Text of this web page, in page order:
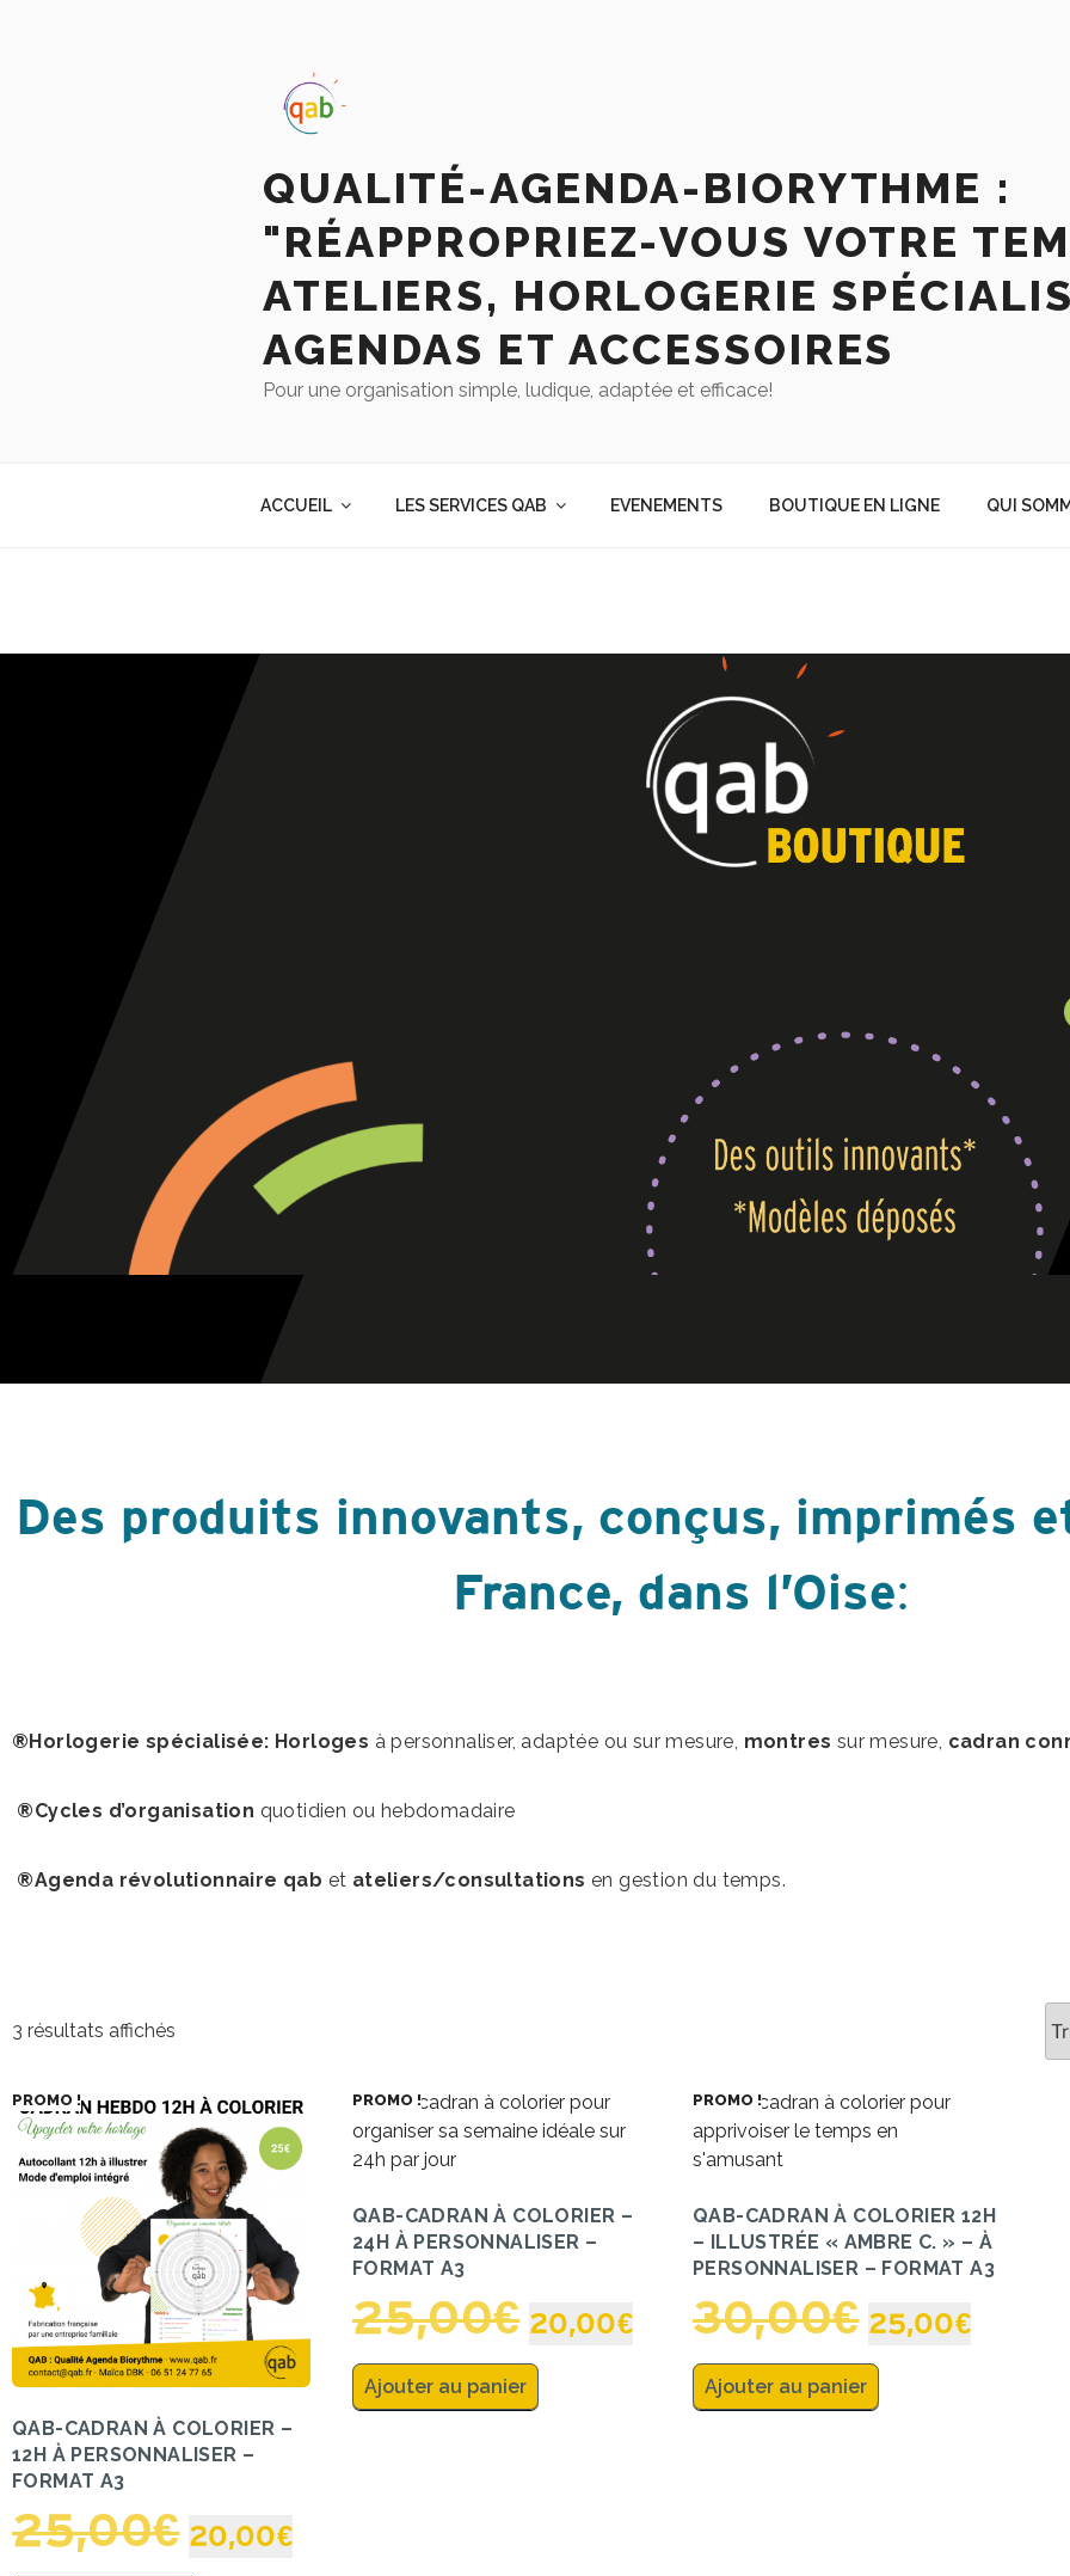
QUALITÉ-AGENDA-BIORYTHME :
"RÉAPPROPRIEZ-VOUS VOTRE
ATELIERS, HORLOGERIE
AGENDAS ET ACCESSOIRES
Pour une organisation simple, ludique, adaptée et efficace!
ACCUEIL LES SERVICES QAB EVENEMENTS BOUTIQUE EN LIGNE QUI
Des produits innovants, conçus, imprimés
France, dans l’Oise:
®Horlogerie spécialisée: Horloges à personnaliser, adaptée ou sur mesure, montres sur mesure, cadran
®Cycles d’organisation quotidien ou hebdomadaire
®Agenda révolutionnaire qab et ateliers/consultations en gestion du temps.
3 résultats affichés
PROMO !
QAB-CADRAN À COLORIER –
12H À PERSONNALISER –
FORMAT A3
25,00€ 20,00€
PROMO !
QAB-CADRAN À COLORIER –
24H À PERSONNALISER –
FORMAT A3
25,00€ 20,00€
Ajouter au panier
PROMO !
QAB-CADRAN À COLORIER 12H
– ILLUSTRÉE « AMBRE C. » – À
PERSONNALISER – FORMAT A3
30,00€ 25,00€
Ajouter au panier